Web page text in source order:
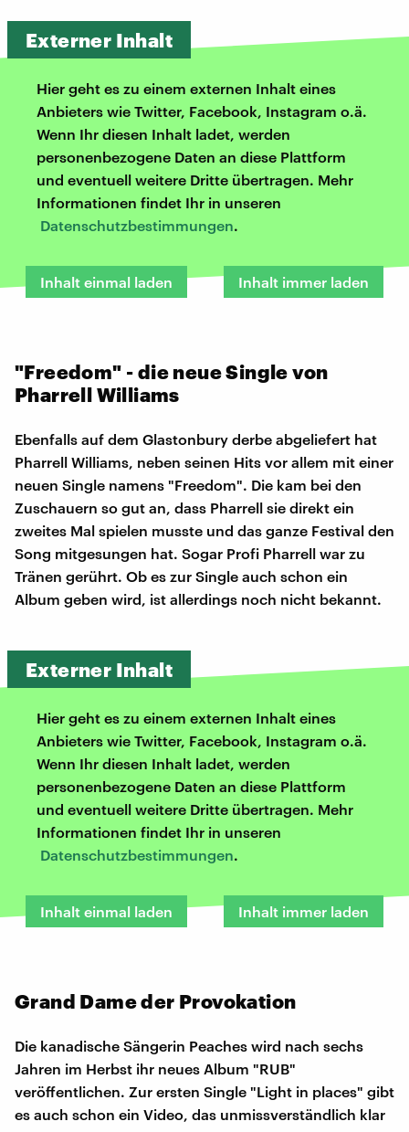
Externer Inhalt
Hier geht es zu einem externen Inhalt eines
Anbieters wie Twitter, Facebook, Instagram o.ä.
Wenn Ihr diesen Inhalt ladet, werden
personenbezogene Daten an diese Plattform
und eventuell weitere Dritte übertragen. Mehr
Informationen findet Ihr in unseren
Datenschutzbestimmungen.
Inhalt einmal laden Inhalt immer laden
"Freedom" - die neue Single von
Pharrell Williams
Ebenfalls auf dem Glastonbury derbe abgeliefert hat
Pharrell Williams, neben seinen Hits vor allem mit einer
neuen Single namens "Freedom". Die kam bei den
Zuschauern so gut an, dass Pharrell sie direkt ein
zweites Mal spielen musste und das ganze Festival den
Song mitgesungen hat. Sogar Profi Pharrell war zu
Tränen gerührt. Ob es zur Single auch schon ein
Album geben wird, ist allerdings noch nicht bekannt.
Externer Inhalt
Hier geht es zu einem externen Inhalt eines
Anbieters wie Twitter, Facebook, Instagram o.ä.
Wenn Ihr diesen Inhalt ladet, werden
personenbezogene Daten an diese Plattform
und eventuell weitere Dritte übertragen. Mehr
Informationen findet Ihr in unseren
Datenschutzbestimmungen.
Inhalt einmal laden Inhalt immer laden
Grand Dame der Provokation
Die kanadische Sängerin Peaches wird nach sechs
Jahren im Herbst ihr neues Album "RUB"
veröffentlichen. Zur ersten Single "Light in places" gibt
es auch schon ein Video, das unmissverständlich klar